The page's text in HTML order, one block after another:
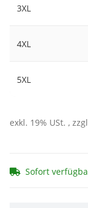
3XL
4XL
5XL
exkl. 19% USt. ,
Sofort